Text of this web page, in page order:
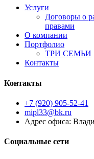
Услуги
Договоры о
правами
О компании
Портфолио
ТРИ СЕМЬИ
Контакты
Контакты
+7 (920) 905-52-41
mipl33@bk.ru
Адрес офиса:
Социальные сети